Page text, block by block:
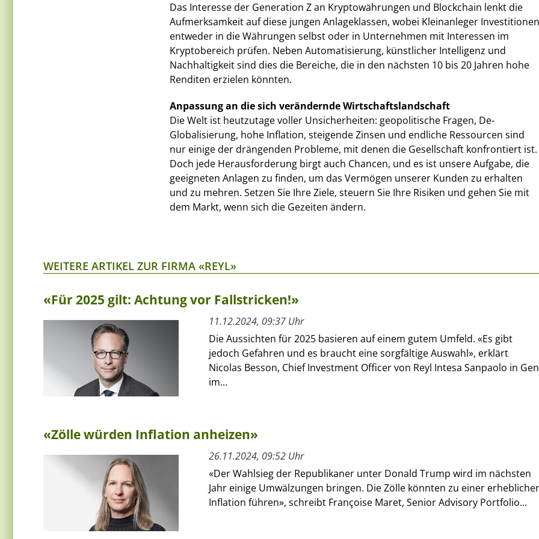
Das Interesse der Generation Z an Kryptowährungen und Blockchain lenkt die
Aufmerksamkeit auf diese jungen Anlageklassen, wobei Kleinanleger Investitionen
entweder in die Währungen selbst oder in Unternehmen mit Interessen im
Kryptobereich prüfen. Neben Automatisierung, künstlicher Intelligenz und
Nachhaltigkeit sind dies die Bereiche, die in den nächsten 10 bis 20 Jahren hohe
Renditen erzielen könnten.
Anpassung an die sich verändernde Wirtschaftslandschaft
Die Welt ist heutzutage voller Unsicherheiten: geopolitische Fragen, De-
Globalisierung, hohe Inflation, steigende Zinsen und endliche Ressourcen sind
nur einige der drängenden Probleme, mit denen die Gesellschaft konfrontiert ist.
Doch jede Herausforderung birgt auch Chancen, und es ist unsere Aufgabe, die
geeigneten Anlagen zu finden, um das Vermögen unserer Kunden zu erhalten
und zu mehren. Setzen Sie Ihre Ziele, steuern Sie Ihre Risiken und gehen Sie mit
dem Markt, wenn sich die Gezeiten ändern.
WEITERE ARTIKEL ZUR FIRMA «REYL»
«Für 2025 gilt: Achtung vor Fallstricken!»
11.12.2024, 09:37 Uhr
Die Aussichten für 2025 basieren auf einem gutem Umfeld. «Es gibt
jedoch Gefahren und es braucht eine sorgfältige Auswahl», erklärt
Nicolas Besson, Chief Investment Officer von Reyl Intesa Sanpaolo in
im...
«Zölle würden Inflation anheizen»
26.11.2024, 09:52 Uhr
«Der Wahlsieg der Republikaner unter Donald Trump wird im nächsten
Jahr einige Umwälzungen bringen. Die Zölle könnten zu einer
Inflation führen», schreibt Françoise Maret, Senior Advisory Portfolio...